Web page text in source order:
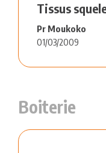
Tissus
Pr Moukoko
01/03/2009
Boiterie